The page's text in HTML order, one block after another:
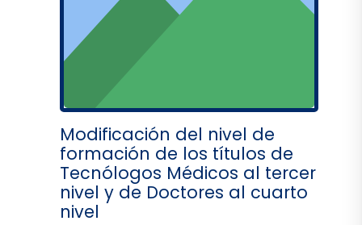
Modificación del nivel de
formación de los títulos de
Tecnólogos Médicos al tercer
nivel y de Doctores al cuarto
nivel